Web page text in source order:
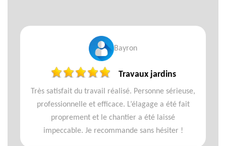
Bayron
Travaux jardins
Très satisfait du travail réalisé. Personne sérieuse,
professionnelle et efficace. L’élagage a été fait
proprement et le chantier a été laissé
impeccable. Je recommande sans hésiter !